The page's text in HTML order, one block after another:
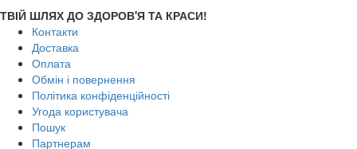
ТВІЙ ШЛЯХ ДО ЗДОРОВ'Я ТА КРАСИ!
Контакти
Доставка
Оплата
Обмін і повернення
Політика конфіденційності
Угода користувача
Пошук
Партнерам